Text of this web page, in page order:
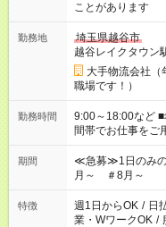
ことがあります
勤務地
埼玉県越谷市
越谷レイクタウン
大手物流会社（
職場です！）
勤務時間
9:00～18:00など ■希望の
間帯でお仕事をご
17:00～22:00
期間
≪急募≫1日のみ
月～ ＃8月～
特徴 週1日からOK / 日
業・WワークOK /